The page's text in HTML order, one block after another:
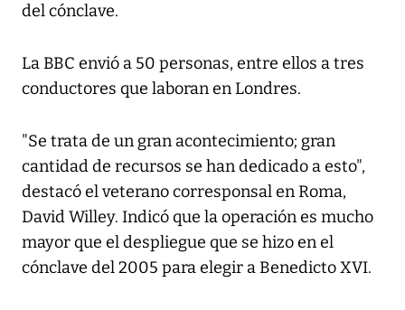
del cónclave.
La BBC envió a 50 personas, entre ellos a tres
conductores que laboran en Londres.
"Se trata de un gran acontecimiento; gran
cantidad de recursos se han dedicado a esto",
destacó el veterano corresponsal en Roma,
David Willey. Indicó que la operación es mucho
mayor que el despliegue que se hizo en el
cónclave del 2005 para elegir a Benedicto XVI.